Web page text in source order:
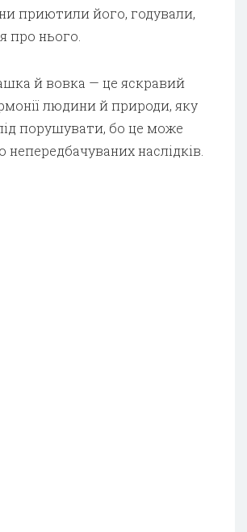
приютили його, годували,
про нього.
й вовка — це яскравий
людини й природи, яку
порушувати, бо це може
наслідків.